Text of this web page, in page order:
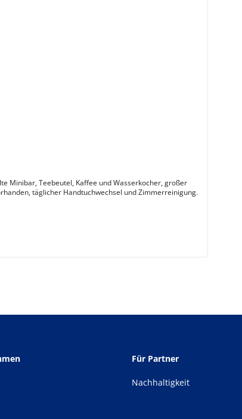
Minibar, Teebeutel, Kaffee und Wasserkocher, großer
täglicher Handtuchwechsel und Zimmerreinigung.
Für Partner
Nachhaltigkeit